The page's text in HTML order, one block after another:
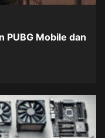
PUBG Mobile dan